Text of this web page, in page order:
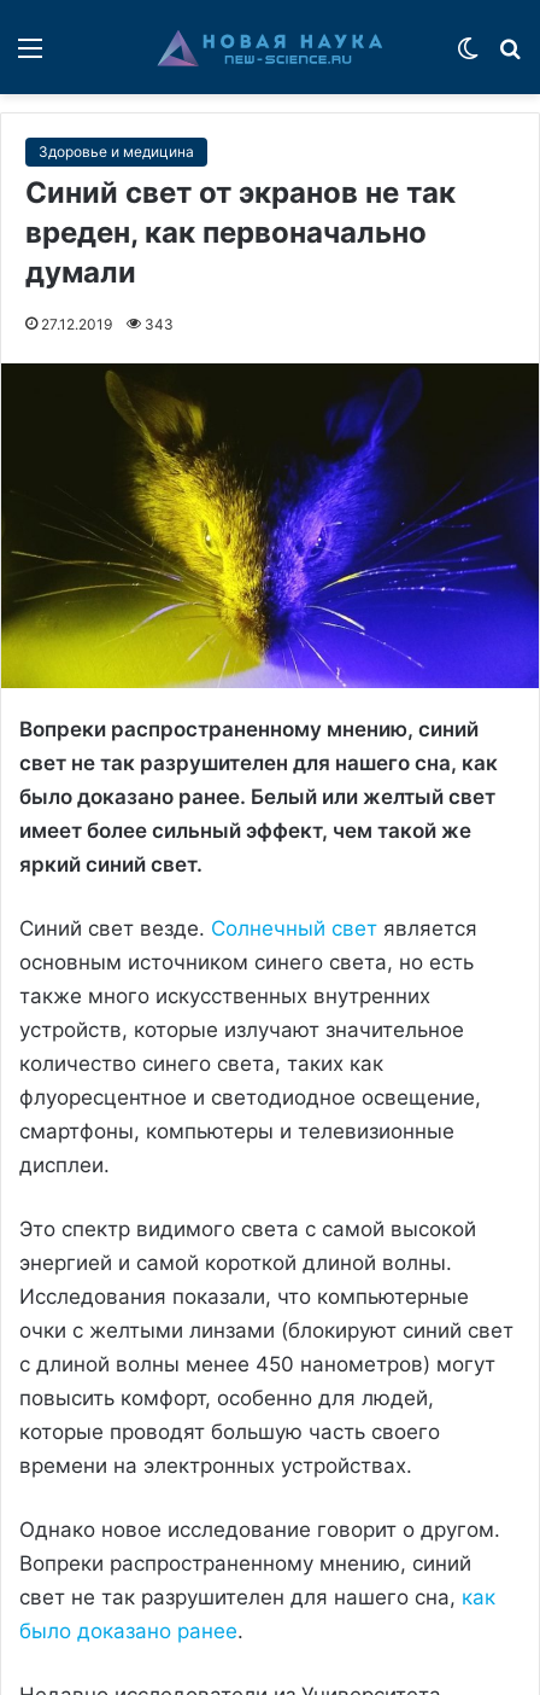
Здоровье и медицина
Синий свет от экранов не так
вреден, как первоначально
думали
27.12.2019 343
Вопреки распространенному мнению, синий
свет не так разрушителен для нашего сна, как
было доказано ранее. Белый или желтый свет
имеет более сильный эффект, чем такой же
яркий синий свет.
Синий свет везде. Солнечный свет является
основным источником синего света, но есть
также много искусственных внутренних
устройств, которые излучают значительное
количество синего света, таких как
флуоресцентное и светодиодное освещение,
смартфоны, компьютеры и телевизионные
дисплеи.
Это спектр видимого света с самой высокой
энергией и самой короткой длиной волны.
Исследования показали, что компьютерные
очки с желтыми линзами (блокируют синий свет
с длиной волны менее 450 нанометров) могут
повысить комфорт, особенно для людей,
которые проводят большую часть своего
времени на электронных устройствах.
Однако новое исследование говорит о другом.
Вопреки распространенному мнению, синий
свет не так разрушителен для нашего сна, как
было доказано ранее.